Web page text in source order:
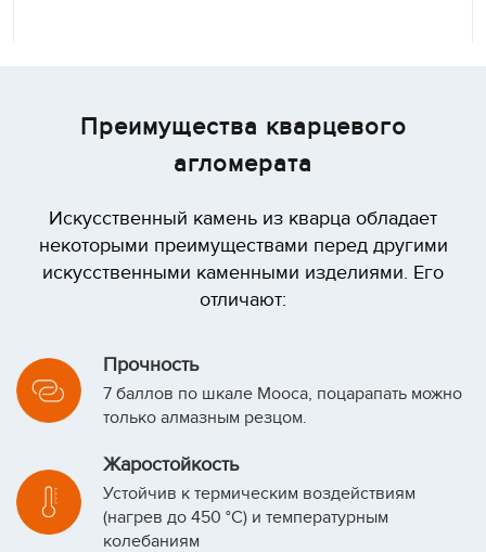
Преимущества кварцевого
агломерата
Искусственный камень из кварца обладает
некоторыми преимуществами перед другими
искусственными каменными изделиями. Его
отличают:
Прочность
7 баллов по шкале Мооса, поцарапать можно
только алмазным резцом.
Жаростойкость
Устойчив к термическим воздействиям
(нагрев до 450 °C) и температурным
колебаниям